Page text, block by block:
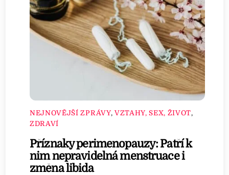
NEJNOVĚJŠÍ ZPRÁVY, VZTAHY, SEX, ŽIVOT,
ZDRAVÍ
Příznaky perimenopauzy: Patří k
nim nepravidelná menstruace i
změna libida